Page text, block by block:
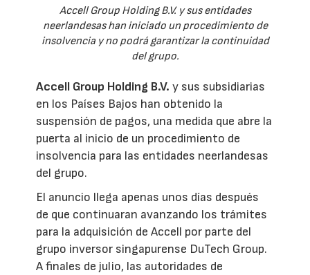
Accell Group Holding B.V. y sus entidades
neerlandesas han iniciado un procedimiento de
insolvencia y no podrá garantizar la continuidad
del grupo.
Accell Group Holding B.V. y sus subsidiarias
en los Países Bajos han obtenido la
suspensión de pagos, una medida que abre la
puerta al inicio de un procedimiento de
insolvencia para las entidades neerlandesas
del grupo.
El anuncio llega apenas unos días después
de que continuaran avanzando los trámites
para la adquisición de Accell por parte del
grupo inversor singapurense DuTech Group.
A finales de julio, las autoridades de